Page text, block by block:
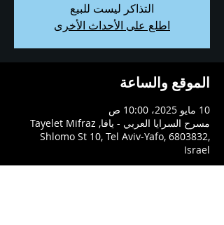
التذاكر ليست للبيع
اطلع على الأحداث الأخرى
الموقع والساعة
10 مايو 2025، 10:00 ص
مسرح السرايا العربي - يافا, Tayelet Mifraz
Shlomo St 10, Tel Aviv-Yafo, 6803832,
Israel